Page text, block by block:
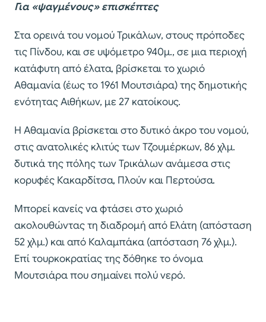
Για «ψαγμένους» επισκέπτες
Στα ορεινά του νομού Τρικάλων, στους πρόποδες
τις Πίνδου, και σε υψόμετρο 940μ., σε μια περιοχή
κατάφυτη από έλατα, βρίσκεται το χωριό
Αθαμανία (έως το 1961 Μουτσιάρα) της δημοτικής
ενότητας Αιθήκων, με 27 κατοίκους.
Η Αθαμανία βρίσκεται στο δυτικό άκρο του νομού,
στις ανατολικές κλιτύς των Τζουμέρκων, 86 χλμ.
δυτικά της πόλης των Τρικάλων ανάμεσα στις
κορυφές Κακαρδίτσα, Πλούν και Περτούσα.
Μπορεί κανείς να φτάσει στο χωριό
ακολουθώντας τη διαδρομή από Ελάτη (απόσταση
52 χλμ.) και από Καλαμπάκα (απόσταση 76 χλμ.).
Επί τουρκοκρατίας της δόθηκε το όνομα
Μουτσιάρα που σημαίνει πολύ νερό.